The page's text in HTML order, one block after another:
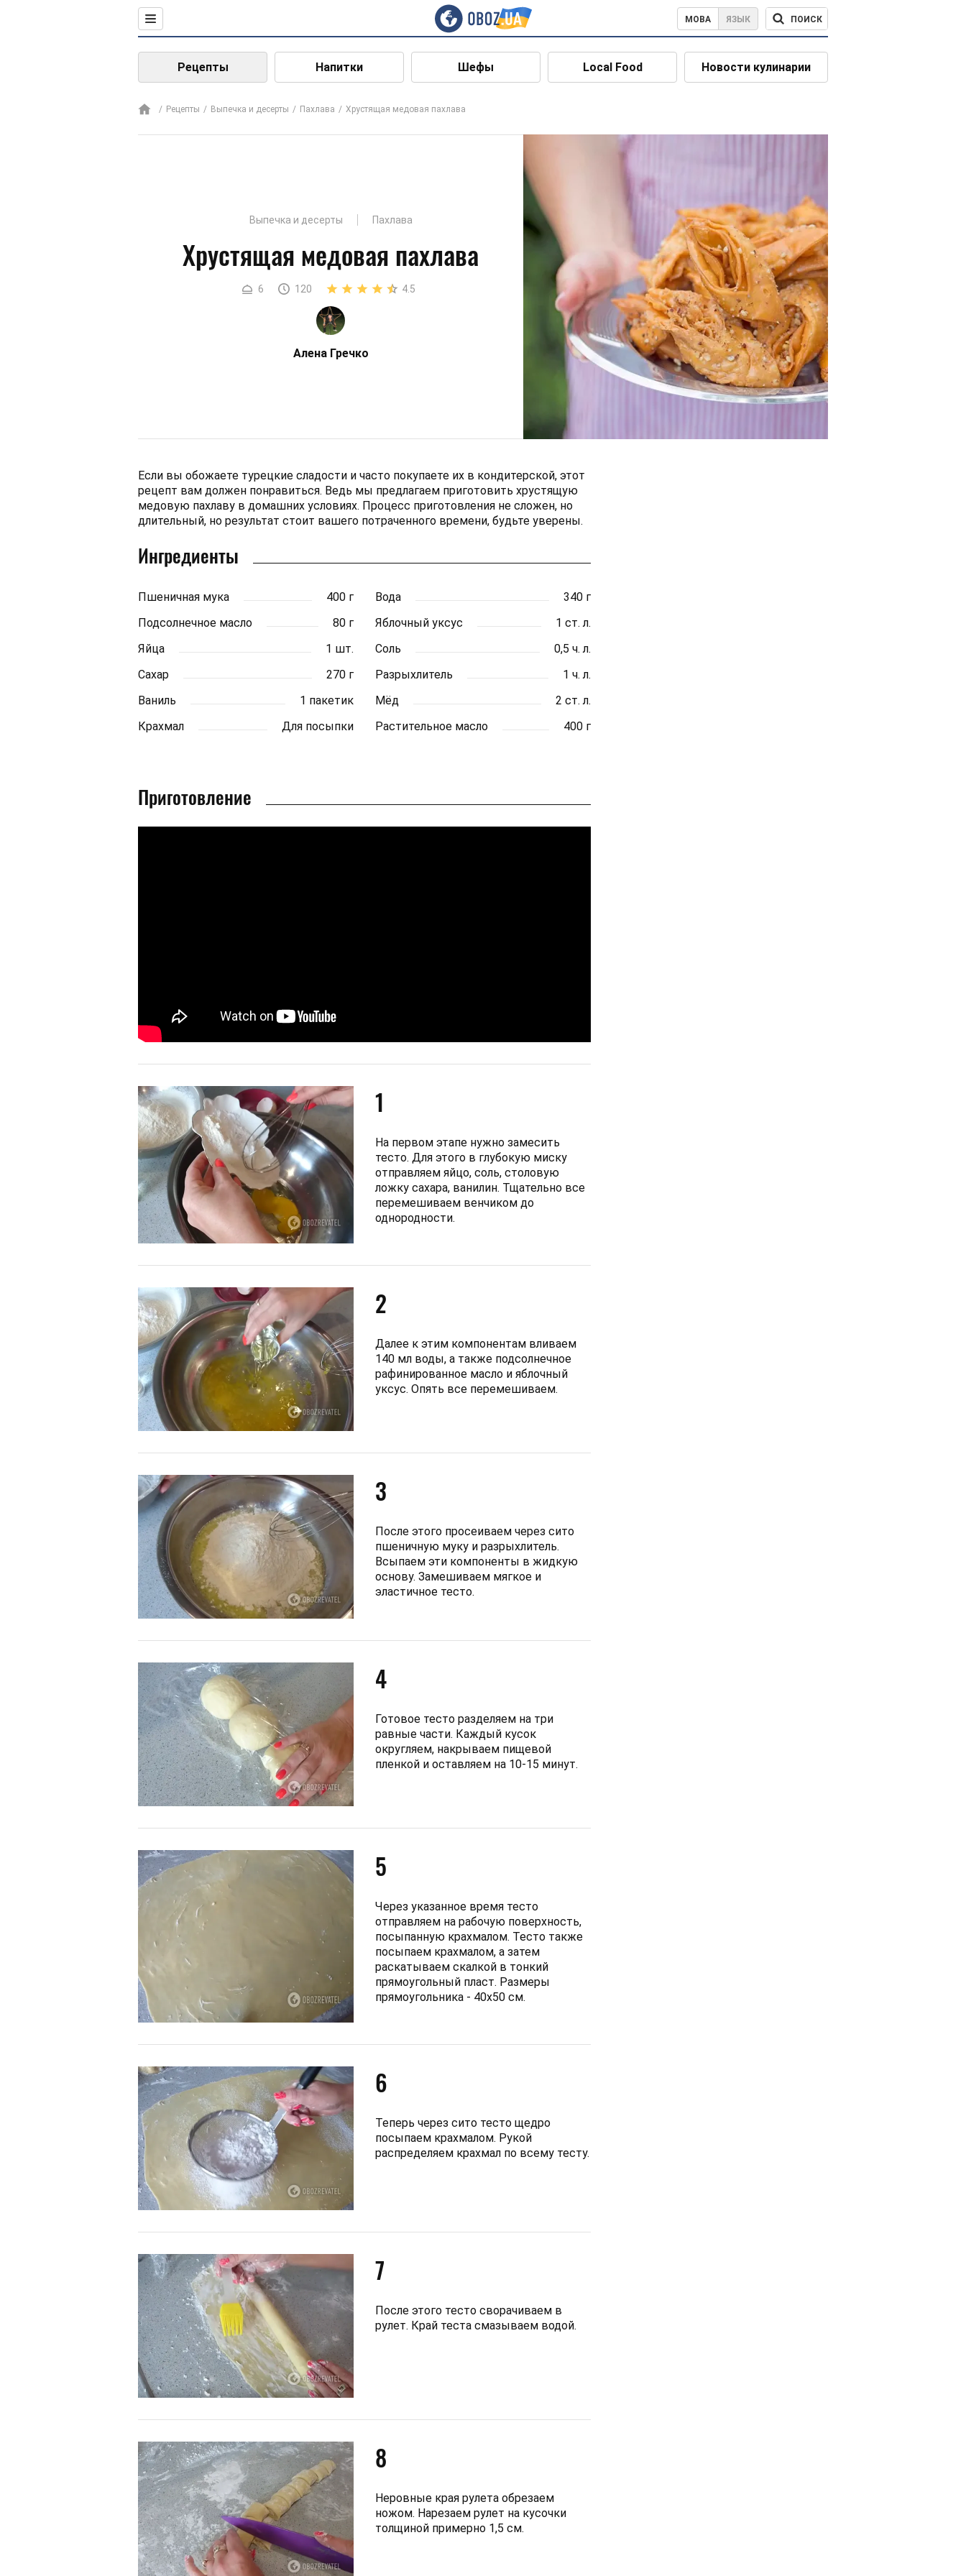
МОВА ЯЗЫК ПОИСК
Рецепты Напитки Шефы Local Food Новости кулинарии
Рецепты Выпечка и десерты Пахлава Хрустящая медовая пахлава
Выпечка и десерты Пахлава
Хрустящая медовая пахлава
6 120 4.5
Алена Гречко
Если вы обожаете турецкие сладости и часто покупаете их в кондитерской, этот
рецепт вам должен понравиться. Ведь мы предлагаем приготовить хрустящую
медовую пахлаву в домашних условиях. Процесс приготовления не сложен, но
длительный, но результат стоит вашего потраченного времени, будьте уверены.
Ингредиенты
Пшеничная мука 400 г Вода
340 г
Подсолнечное масло
80 г Яблочный уксус
1 ст. л.
Яйца
1 шт. Соль
0,5 ч. л.
Сахар
270 г Разрыхлитель
1 ч. л.
Ваниль
1 пакетик Мёд
2 ст. л.
Крахмал
Для посыпки Растительное масло 400 г
Приготовление
1
На первом этапе нужно замесить
тесто. Для этого в глубокую миску
отправляем яйцо, соль, столовую
ложку сахара, ванилин. Тщательно все
перемешиваем венчиком до
однородности.
2
Далее к этим компонентам вливаем
140 мл воды, а также подсолнечное
рафинированное масло и яблочный
уксус. Опять все перемешиваем.
3
После этого просеиваем через сито
пшеничную муку и разрыхлитель.
Всыпаем эти компоненты в жидкую
основу. Замешиваем мягкое и
эластичное тесто.
4
Готовое тесто разделяем на три
равные части. Каждый кусок
округляем, накрываем пищевой
пленкой и оставляем на 10-15 минут.
5
Через указанное время тесто
отправляем на рабочую поверхность,
посыпанную крахмалом. Тесто также
посыпаем крахмалом, а затем
раскатываем скалкой в ​​тонкий
прямоугольный пласт. Размеры
прямоугольника - 40х50 см.
6
Теперь через сито тесто щедро
посыпаем крахмалом. Рукой
распределяем крахмал по всему тесту.
7
После этого тесто сворачиваем в
рулет. Край теста смазываем водой.
8
Неровные края рулета обрезаем
ножом. Нарезаем рулет на кусочки
толщиной примерно 1,5 см.